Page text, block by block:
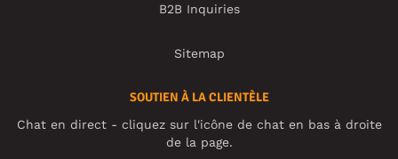
B2B Inquiries
Sitemap
SOUTIEN À LA CLIENTÈLE
Chat en direct - cliquez sur l'icône de chat en bas à droite
de la page.